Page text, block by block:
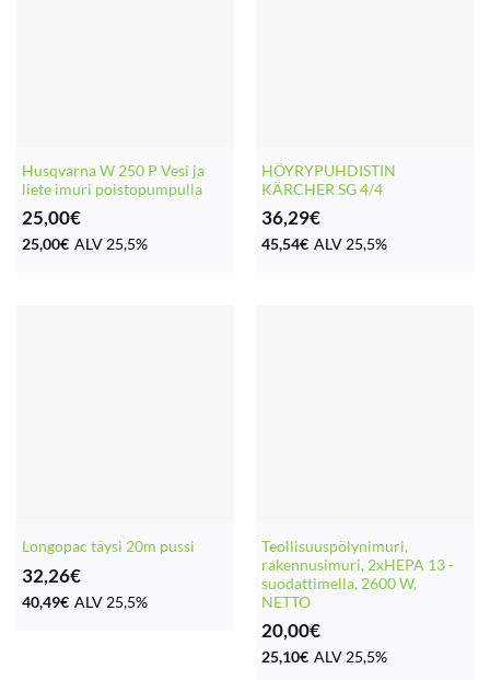
Husqvarna W 250 P Vesi ja
liete imuri poistopumpulla
25,00€
25,00€ ALV 25,5%
HÖYRYPUHDISTIN
KÄRCHER SG 4/4
36,29€
45,54€ ALV 25,5%
Longopac täysi 20m pussi
32,26€
40,49€ ALV 25,5%
Teollisuuspölynimuri,
rakennusimuri, 2xHEPA 13 -
suodattimella, 2600 W,
NETTO
20,00€
25,10€ ALV 25,5%